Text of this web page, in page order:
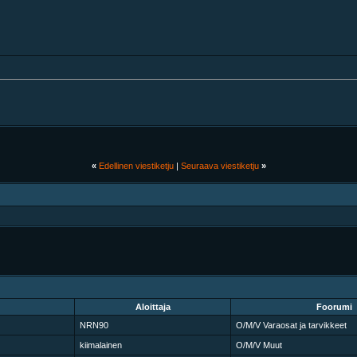
« Edellinen viestiketju| Seuraava viestiketju »
Aloittaja
Foorumi
NRN90
O/M/V Varaosat ja tarvikkeet
kiimalainen O/M/V Muut